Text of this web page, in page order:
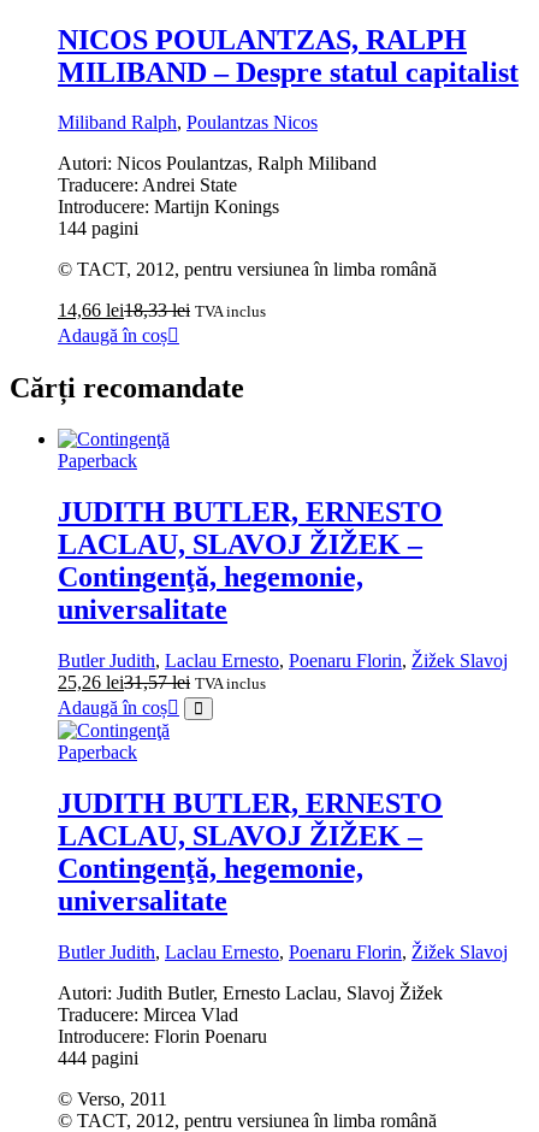
NICOS POULANTZAS, RALPH
MILIBAND – Despre statul capitalist
Miliband Ralph, Poulantzas Nicos
Autori: Nicos Poulantzas, Ralph Miliband
Traducere: Andrei State
Introducere: Martijn Konings
144 pagini
© TACT, 2012, pentru versiunea în limba română
14,66 lei18,33lei TVA inclus
Adaugă în coș
Cărți recomandate
Paperback
JUDITH BUTLER, ERNESTO
LACLAU, SLAVOJ ŽIŽEK –
Contingenţă, hegemonie,
universalitate
Butler Judith, Laclau Ernesto, Poenaru Florin, Žižek Slavoj
25,26 lei31,57lei TVA inclus
Adaugă în coș
Paperback
JUDITH BUTLER, ERNESTO
LACLAU, SLAVOJ ŽIŽEK –
Contingenţă, hegemonie,
universalitate
Butler Judith, Laclau Ernesto, Poenaru Florin, Žižek Slavoj
Autori: Judith Butler, Ernesto Laclau, Slavoj Žižek
Traducere: Mircea Vlad
Introducere: Florin Poenaru
444 pagini
© Verso, 2011
© TACT, 2012, pentru versiunea în limba română